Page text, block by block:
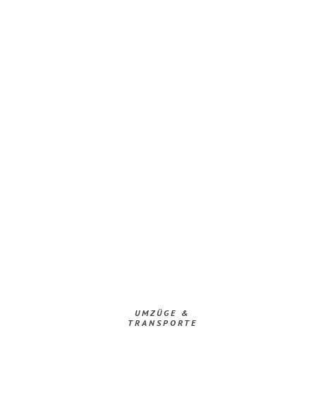
UMZÜGE &
TRANSPORTE